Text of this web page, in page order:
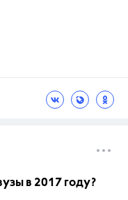
в 2017 году?